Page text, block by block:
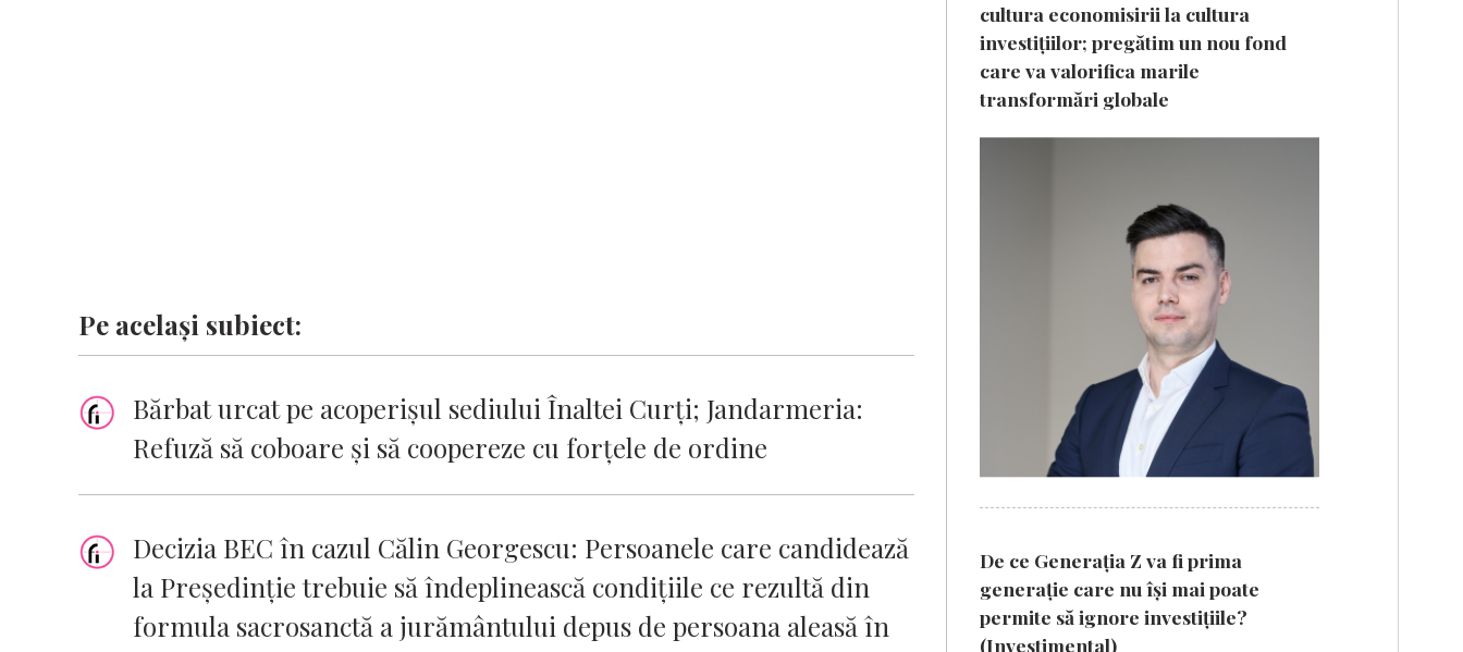
Pe același subiect:
Bărbat urcat pe acoperișul sediului Înaltei Curți; Jandarmeria:
Refuză să coboare și să coopereze cu forțele de ordine
Decizia BEC în cazul Călin Georgescu: Persoanele care candidează
la Preşedinţie trebuie să îndeplinească condiţiile ce rezultă din
formula sacrosanctă a jurământului depus de persoana aleasă în
cultura economisirii la cultura
investițiilor; pregătim un nou fond
care va valorifica marile
transformări globale
De ce Generația Z va fi prima
generație care nu își mai poate
permite să ignore investițiile?
(Investimental)